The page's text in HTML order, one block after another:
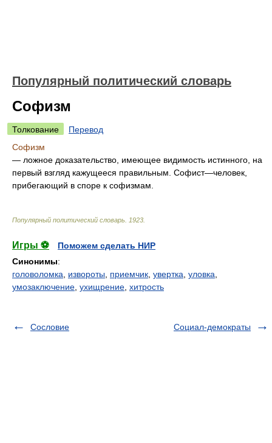
Популярный политический словарь
Софизм
Толкование
Перевод
Софизм
— ложное доказательство, имеющее видимость истинного, на
первый взгляд кажущееся правильным. Софист—человек,
прибегающий в споре к софизмам.
Популярный политический словарь 1923
Игры ⚽
Поможем сделать НИР
Синонимы:
головоломка
извороты приемчик увертка уловка
умозаключение ухищрение хитрость
Сословие Социал-демократы